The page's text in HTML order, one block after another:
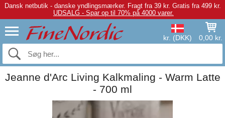
Dansk netbutik - danske yndlingsmærker. Fragt fra 39 kr. Gratis fra 499 kr.
UDSALG - Spar op til 70% på 4000 varer.
kr. (DKK) 0,00 kr.
Jeanne d'Arc Living Kalkmaling - Warm Latte
- 700 ml